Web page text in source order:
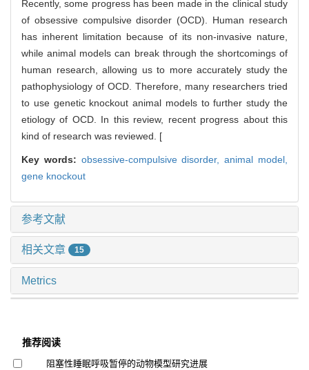
Recently, some progress has been made in the clinical study
of obsessive compulsive disorder (OCD). Human research
has inherent limitation because of its non-invasive nature,
while animal models can break through the shortcomings of
human research, allowing us to more accurately study the
pathophysiology of OCD. Therefore, many researchers tried
to use genetic knockout animal models to further study the
etiology of OCD. In this review, recent progress about this
kind of research was reviewed. [
Key words: obsessive-compulsive disorder,animal model,
gene knockout
参考文献
相关文章 15
Metrics
推荐阅读
阻塞性睡眠呼吸暂停的动物模型研究进展